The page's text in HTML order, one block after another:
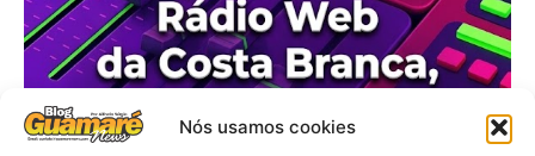
Nós usamos cookies